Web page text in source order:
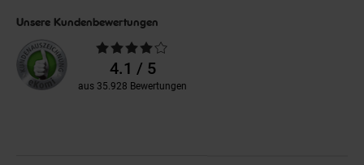
Unsere Kundenbewertungen
Durchschnittliche
Bewertungen4.1 / 5
aus 35.928 Bewertungen